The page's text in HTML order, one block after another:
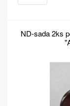
ND-sada 2ks